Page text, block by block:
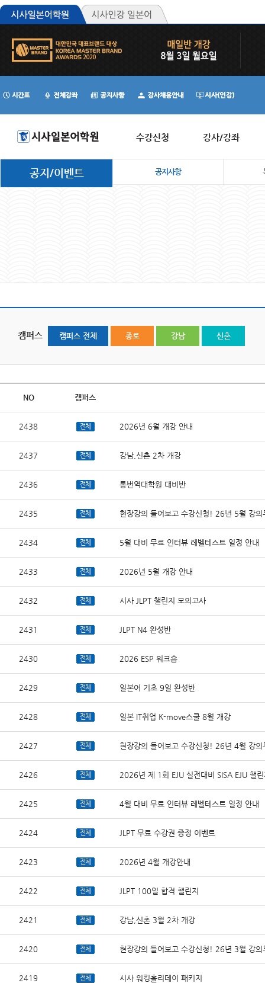
수강신청 강사/강좌
공지/이벤트 공지사항
캠퍼스 캠퍼스 전체 종로 강남 신촌
NO 캠퍼스
2438 전체 2026년 6월 개강 안내
2437 전체 강남,신촌 2차 개강
2436 전체 통번역대학원 대비반
2435 전체 현장강의 들어보고 수강신청! 26년 5월 강의
2434 전체 5월 대비 무료 인터뷰 레벨테스트 일정 안내
2433 전체 2026년 5월 개강 안내
2432 전체 시사 JLPT 챌린지 모의고사
2431 전체 JLPT N4 완성반
2430 전체 2026 ESP 워크숍
2429 전체 일본어 기초 9일 완성반
2428 전체 일본 IT취업 K-move스쿨 8월 개강
2427 전체 현장강의 들어보고 수강신청! 26년 4월 강의
2426 전체 2026년 제 1회 EJU 실전대비 SISA EJU 챌
2425 전체 4월 대비 무료 인터뷰 레벨테스트 일정 안내
2424 전체 JLPT 무료 수강권 증정 이벤트
2423 전체 2026년 4월 개강안내
2422 전체 JLPT 100일 합격 챌린지
2421 전체 강남,신촌 3월 2차 개강
2420 전체 현장강의 들어보고 수강신청! 26년 3월 강의
2419 전체 시사 워킹홀리데이 패키지